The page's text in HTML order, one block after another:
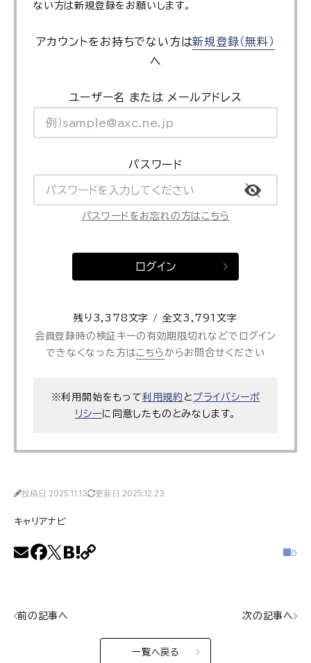
ない方は新規登録をお願いします。
アカウントをお持ちでない方は新規登録（無料）
へ
ユーザー名 または メールアドレス
パスワード
パスワードをお忘れの方はこちら
ログイン
残り3,378文字 / 全文3,791文字
会員登録時の検証キーの有効期限切れなどでログイン
できなくなった方はこちら からお問合せください
※利用開始をもって利用規約 と プライバシーポ
リシーに同意したものとみなします。
投稿日 2025.11.13 更新日 2025.12.23
キャリアナビ
0
前の記事へ
一覧へ戻る
次の記事へ